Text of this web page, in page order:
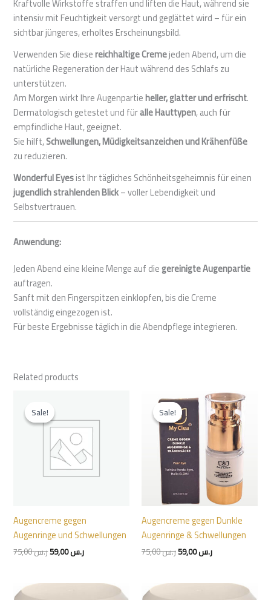
Kraftvolle Wirkstoffe straffen und liften die Haut, während sie
intensiv mit Feuchtigkeit versorgt und geglättet wird – für ein
sichtbar jüngeres, erholtes Erscheinungsbild.
Verwenden Sie diesereichhaltige Cremejeden Abend, um die
natürliche Regeneration der Haut während des Schlafs zu
unterstützen.
Am Morgen wirkt Ihre Augenpartieheller, glatter und erfrischt.
Dermatologisch getestet und füralle Hauttypen, auch für
empfindliche Haut, geeignet.
Sie hilft,Schwellungen, Müdigkeitsanzeichen und Krähenfüße
zu reduzieren.
Wonderful Eyesist Ihr tägliches Schönheitsgeheimnis für einen
jugendlich strahlenden Blick– voller Lebendigkeit und
Selbstvertrauen.
Anwendung:
Jeden Abend eine kleine Menge auf diegereinigte Augenpartie
auftragen.
Sanft mit den Fingerspitzen einklopfen, bis die Creme
vollständig eingezogen ist.
Für beste Ergebnisse täglich in die Abendpflege integrieren.
Related products
Sale!
Sale!
Augencreme gegen
Augenringe und Schwellungen
ر.س75,00
was:
ر.س 75,00.
ر.س59,00
Sale!
Sale!
Augencreme gegen Dunkle
Augenringe & Schwellungen
ر.س75,00
Original
price
was:
ر.س 75,00.
ر.س59,00
Current
price
is:
Price Price